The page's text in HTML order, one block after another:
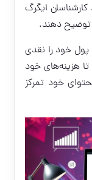
ایگرگ
توضیح دهند.
پول خود را نقدی
هزینه‌های خود
خود تمرکز